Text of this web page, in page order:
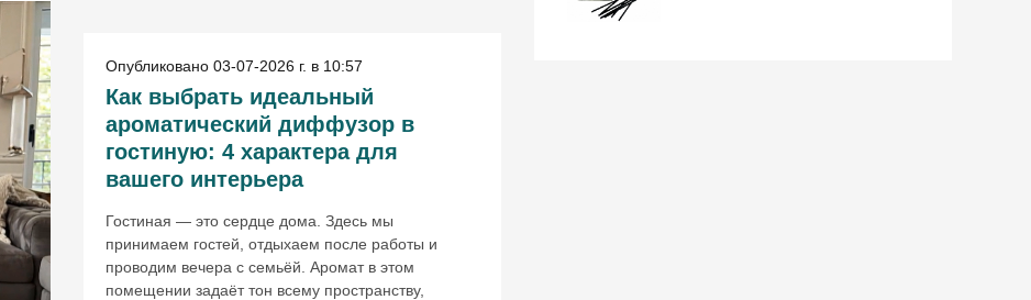
ВВЕДИТЕ И НАЖМИТЕ ENTER
Опубликовано 03-07-2026 г. в 10:57
Как выбрать идеальный
ароматический диффузор в
гостиную: 4 характера для
вашего интерьера
Гостиная — это сердце дома. Здесь мы
принимаем гостей, отдыхаем после работы и
проводим вечера с семьёй. Аромат в этом
помещении задаёт тон всему пространству,